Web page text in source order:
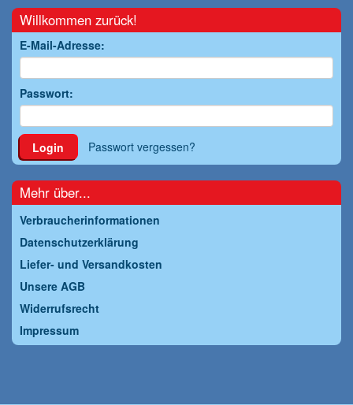
Willkommen zurück!
E-Mail-Adresse:
Passwort:
Login Passwort vergessen?
Mehr über...
Verbraucherinformationen
Datenschutzerklärung
Liefer- und Versandkosten
Unsere AGB
Widerrufsrecht
Impressum